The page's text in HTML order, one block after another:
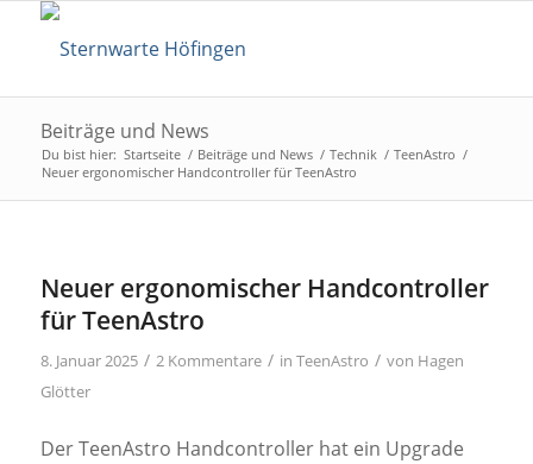
Beiträge und News
Du bist hier: Startseite / Beiträge und News / Technik / TeenAstro /
Neuer ergonomischer Handcontroller für TeenAstro
Neuer ergonomischer Handcontroller
für TeenAstro
8. Januar 2025 / 2 Kommentare / in TeenAstro / von Hagen
Glötter
Der TeenAstro Handcontroller hat ein Upgrade